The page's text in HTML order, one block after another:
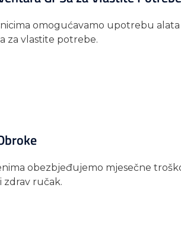
omogućavamo upotrebu alata
za vlastite potrebe.
obezbjeđujemo mjesečne
zdrav ručak.